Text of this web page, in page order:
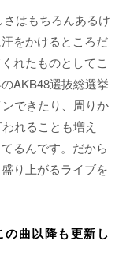
はもちろんあるけ
をかけるところだ
れたものとしてこ
AKB48選抜総選挙
できたり、周りか
れることも増え
るんです。だから
り上がるライブを
曲以降も更新し